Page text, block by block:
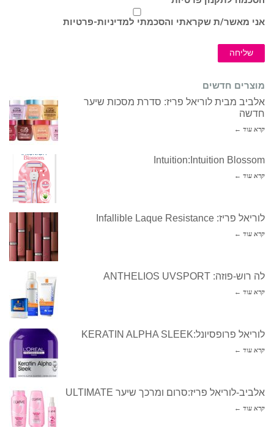
אני מאשר/ת שקראתי והסכמתי למדיניות-פרטיות
שליחה
מוצרים חדשים
אלביב מבית לוריאל פריז: סדרת מסכות שיער
חדשה
קרא עוד ←
Intuition:Intuition Blossom
קרא עוד ←
לוריאל פריז: Infallible Laque Resistance
קרא עוד ←
לה רוש-פוזה: ANTHELIOS UVSPORT
קרא עוד ←
לוריאל פרופסיונל:KERATIN ALPHA SLEEK
קרא עוד ←
אלביב-לוריאל פריז:סרום ומרכך שיער ULTIMATE
קרא עוד ←